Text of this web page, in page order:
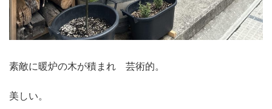
素敵に暖炉の木が積まれ 芸術的。
美しい。